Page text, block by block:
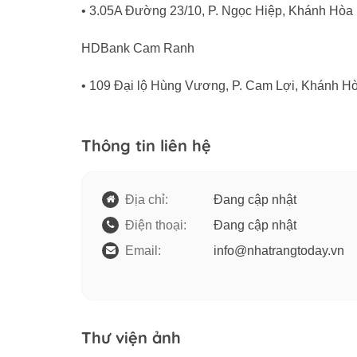
• 3.05A Đường 23/10, P. Ngọc Hiệp, Khánh Hòa
HDBank Cam Ranh
• 109 Đại lộ Hùng Vương, P. Cam Lợi, Khánh
Thông tin liên hệ
Địa chỉ:
Đang cập nhật
Điện thoại:
Đang cập nhật
Email:
info@nhatrangtoday.vn
Thư viện ảnh